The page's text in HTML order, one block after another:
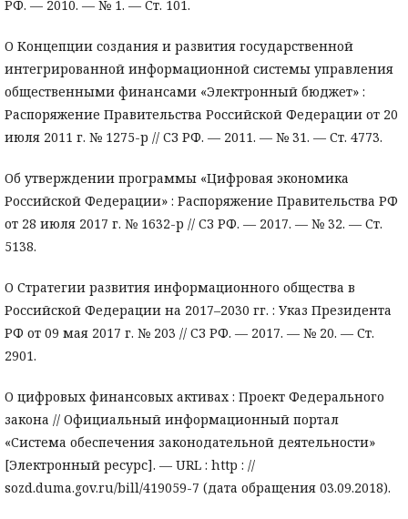
РФ. — 2010. — № 1. — Ст. 101.
О Концепции создания и развития государственной
интегрированной информационной системы управления
общественными финансами «Электронный бюджет» :
Распоряжение Правительства Российской Федерации от 20
июля 2011 г. № 1275-р // СЗ РФ. — 2011. — № 31. — Ст. 4773.
Об утверждении программы «Цифровая экономика
Российской Федерации» : Распоряжение Правительства РФ
от 28 июля 2017 г. № 1632-р // СЗ РФ. — 2017. — № 32. — Ст.
5138.
О Стратегии развития информационного общества в
Российской Федерации на 2017–2030 гг. : Указ Президента
РФ от 09 мая 2017 г. № 203 // СЗ РФ. — 2017. — № 20. — Ст.
2901.
О цифровых финансовых активах : Проект Федерального
закона // Официальный информационный портал
«Система обеспечения законодательной деятельности»
[Электронный ресурс]. — URL : http : //
sozd.duma.gov.ru/bill/419059-7 (дата обращения 03.09.2018).